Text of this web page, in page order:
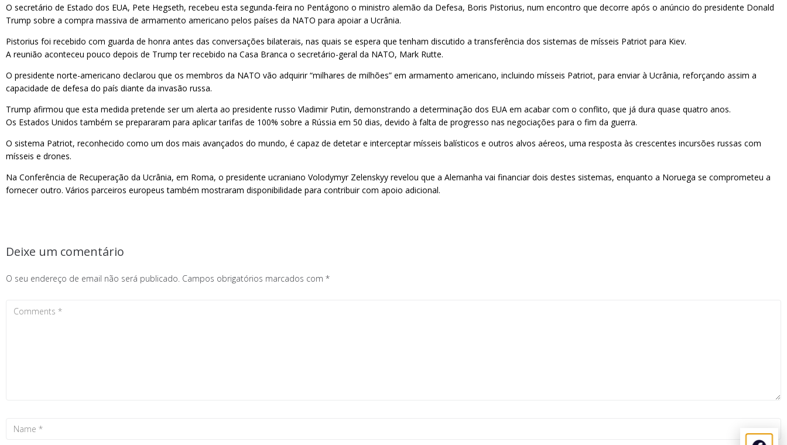
O secretário de Estado dos EUA, Pete Hegseth, recebeu esta segunda-feira no Pentágono o ministro alemão da Defesa, Boris Pistorius, num encontro que decorre após o anúncio do presidente Donald
Trump sobre a compra massiva de armamento americano pelos países da NATO para apoiar a Ucrânia.
Pistorius foi recebido com guarda de honra antes das conversações bilaterais, nas quais se espera que tenham discutido a transferência dos sistemas de mísseis Patriot para Kiev.
A reunião aconteceu pouco depois de Trump ter recebido na Casa Branca o secretário-geral da NATO, Mark Rutte.
O presidente norte-americano declarou que os membros da NATO vão adquirir “milhares de milhões” em armamento americano, incluindo mísseis Patriot, para enviar à Ucrânia, reforçando assim a
capacidade de defesa do país diante da invasão russa.
Trump afirmou que esta medida pretende ser um alerta ao presidente russo Vladimir Putin, demonstrando a determinação dos EUA em acabar com o conflito, que já dura quase quatro anos.
Os Estados Unidos também se prepararam para aplicar tarifas de 100% sobre a Rússia em 50 dias, devido à falta de progresso nas negociações para o fim da guerra.
O sistema Patriot, reconhecido como um dos mais avançados do mundo, é capaz de detetar e interceptar mísseis balísticos e outros alvos aéreos, uma resposta às crescentes incursões russas com
mísseis e drones.
Na Conferência de Recuperação da Ucrânia, em Roma, o presidente ucraniano Volodymyr Zelenskyy revelou que a Alemanha vai financiar dois destes sistemas, enquanto a Noruega se comprometeu a
fornecer outro. Vários parceiros europeus também mostraram disponibilidade para contribuir com apoio adicional.
Deixe um comentário
O seu endereço de email não será publicado. Campos obrigatórios marcados com *